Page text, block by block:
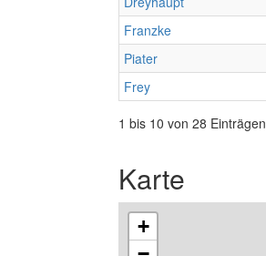
Franzke
Piater
Frey
1 bis 10 von 28 Einträgen
Karte
+